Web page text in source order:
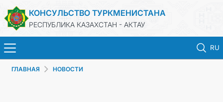
КОНСУЛЬСТВО ТУРКМЕНИСТАНА
РЕСПУБЛИКА КАЗАХСТАН - АКТАУ
RU
ГЛАВНАЯ НОВОСТИ